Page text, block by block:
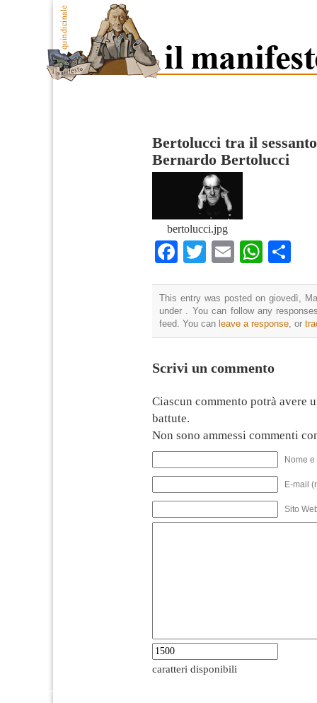
Bertolucci tra il
Bernardo Bertolucci
bertolucci.jpg
Facebook
TwitterEmail
This entry was posted on giovedì,
under . You can follow any
feed. You can leave a response , or
Scrivi un commento
Ciascun commento potrà avere
battute.
Non sono ammessi commenti
Nome
E-mail
Sito
caratteri disponibili